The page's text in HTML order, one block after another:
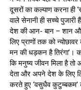
दूसरों का कल्याण करना ही
वाले सेनानी ही सच्चे पुजारी
देश की आन- बान – शान और
लिए प्राणों तक को
मन की धड़कन है तिरंगा’।
कि मनुष्य जीवन मिला है
देता और अपने देश के लिए
करते हुए ‘वसुधैव कुटुम्बकम’